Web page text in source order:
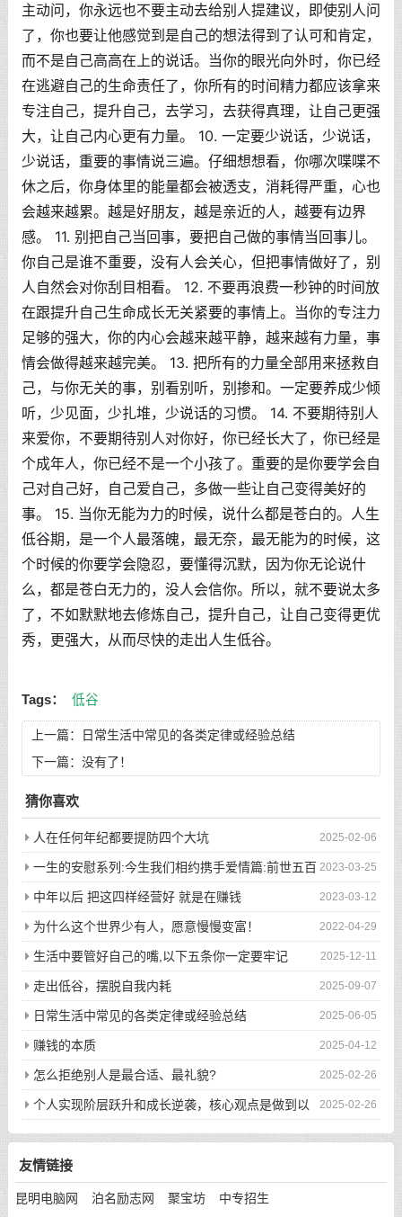
主动问，你永远也不要主动去给别人提建议，即使别人问
了，你也要让他感觉到是自己的想法得到了认可和肯定，
而不是自己高高在上的说话。当你的眼光向外时，你已经
在逃避自己的生命责任了，你所有的时间精力都应该拿来
专注自己，提升自己，去学习，去获得真理，让自己更强
大，让自己内心更有力量。 10. 一定要少说话，少说话，
少说话，重要的事情说三遍。仔细想想看，你哪次喋喋不
休之后，你身体里的能量都会被透支，消耗得严重，心也
会越来越累。越是好朋友，越是亲近的人，越要有边界
感。 11. 别把自己当回事，要把自己做的事情当回事儿。
你自己是谁不重要，没有人会关心，但把事情做好了，别
人自然会对你刮目相看。 12. 不要再浪费一秒钟的时间放
在跟提升自己生命成长无关紧要的事情上。当你的专注力
足够的强大，你的内心会越来越平静，越来越有力量，事
情会做得越来越完美。 13. 把所有的力量全部用来拯救自
己，与你无关的事，别看别听，别掺和。一定要养成少倾
听，少见面，少扎堆，少说话的习惯。 14. 不要期待别人
来爱你，不要期待别人对你好，你已经长大了，你已经是
个成年人，你已经不是一个小孩了。重要的是你要学会自
己对自己好，自己爱自己，多做一些让自己变得美好的
事。 15. 当你无能为力的时候，说什么都是苍白的。人生
低谷期，是一个人最落魄，最无奈，最无能为的时候，这
个时候的你要学会隐忍，要懂得沉默，因为你无论说什
么，都是苍白无力的，没人会信你。所以，就不要说太多
了，不如默默地去修炼自己，提升自己，让自己变得更优
秀，更强大，从而尽快的走出人生低谷。
Tags： 低谷
上一篇：
日常生活中常见的各类定律或经验总结
下一篇：没有了！
猜你喜欢
2025-02-06
人在任何年纪都要提防四个大坑
2023-03-25
一生的安慰系列:今生我们相约携手爱情篇:前世五百
次的回眸才换来今生的相遇
2023-03-12
中年以后 把这四样经营好 就是在赚钱
2022-04-29
为什么这个世界少有人，愿意慢慢变富！
2025-12-11
生活中要管好自己的嘴,以下五条你一定要牢记
2025-09-07
走出低谷，摆脱自我内耗
2025-06-05
日常生活中常见的各类定律或经验总结
2025-04-12
赚钱的本质
2025-02-26
怎么拒绝别人是最合适、最礼貌?
2025-02-26
个人实现阶层跃升和成长逆袭，核心观点是做到以
下八件事
友情链接
昆明电脑网 泊名励志网 聚宝坊 中专招生